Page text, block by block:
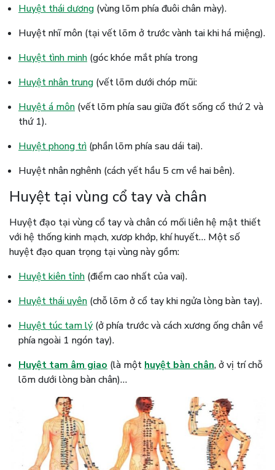
Huyệt thái dương (vùng lõm phía đuôi chân mày).
Huyệt nhĩ môn (tại vết lõm ở trước vành tai khi há miệng).
Huyệt tình minh (góc khóe mắt phía trong
Huyệt nhân trung (vết lõm dưới chóp mũi:
Huyệt á môn (vết lõm phía sau giữa đốt sống cổ thứ 2 và
thứ 1).
Huyệt phong trì (phần lõm phía sau dái tai).
Huyệt nhân nghênh (cách yết hầu 5 cm về hai bên).
Huyệt tại vùng cổ tay và chân
Huyệt đạo tại vùng cổ tay và chân có mối liên hệ mật thiết
với hệ thống kinh mạch, xươp khớp, khí huyết… Một số
huyệt đạo quan trọng tại vùng này gồm:
Huyệt kiên tỉnh (điểm cao nhất của vai).
Huyệt thái uyên (chỗ lõm ở cổ tay khi ngửa lòng bàn tay).
Huyệt túc tam lý (ở phía trước và cách xương ống chân về
phía ngoài 1 ngón tay).
Huyệt tam âm giao (là một huyệt bàn chân, ở vị trí chỗ
lõm dưới lòng bàn chân)…